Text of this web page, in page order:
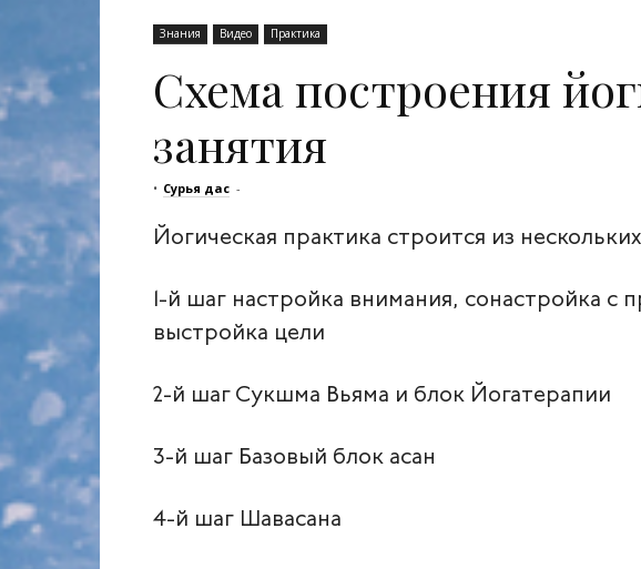
Знания Видео Практика
Схема построения
занятия
• Сурья дас -
Йогическая практика строится из
1‑й шаг настройка внимания, сонастройка с
выстройка цели
2‑й шаг Сукшма Вьяма и блок Йогатерапии
3‑й шаг Базовый блок асан
4‑й шаг Шавасана